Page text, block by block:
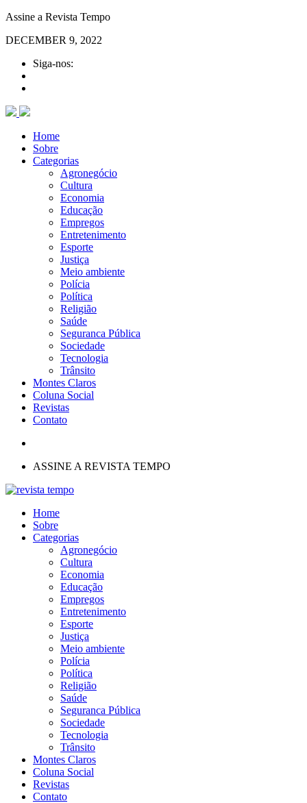
Assine a Revista Tempo
DECEMBER 9, 2022
Siga-nos:
Home
Sobre
Categorias
Agronegócio
Cultura
Economia
Educação
Empregos
Entretenimento
Esporte
Justiça
Meio ambiente
Polícia
Política
Religião
Saúde
Seguranca Pública
Sociedade
Tecnologia
Trânsito
Montes Claros
Coluna Social
Revistas
Contato
ASSINE A REVISTA TEMPO
Home
Sobre
Categorias
Agronegócio
Cultura
Economia
Educação
Empregos
Entretenimento
Esporte
Justiça
Meio ambiente
Polícia
Política
Religião
Saúde
Seguranca Pública
Sociedade
Tecnologia
Trânsito
Montes Claros
Coluna Social
Revistas
Contato